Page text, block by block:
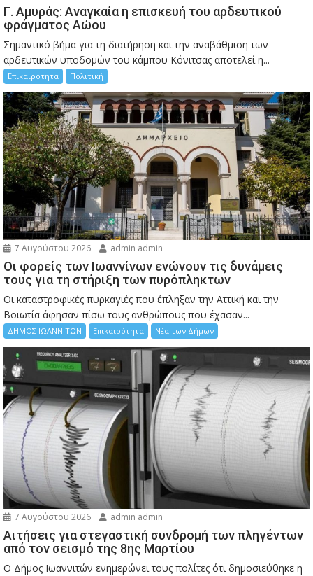
Γ. Αμυράς: Αναγκαία η επισκευή του αρδευτικού
φράγματος Αώου
Σημαντικό βήμα για τη διατήρηση και την αναβάθμιση των
αρδευτικών υποδομών του κάμπου Κόνιτσας αποτελεί η...
Επικαιρότητα Πολιτική
7 Αυγούστου 2026 admin admin
Οι φορείς των Ιωαννίνων ενώνουν τις δυνάμεις
τους για τη στήριξη των πυρόπληκτων
Οι καταστροφικές πυρκαγιές που έπληξαν την Αττική και την
Bοιωτία άφησαν πίσω τους ανθρώπους που έχασαν...
ΔΗΜΟΣ ΙΩΑΝΝΙΤΩΝ Επικαιρότητα Νέα των Δήμων
7 Αυγούστου 2026 admin admin
Αιτήσεις για στεγαστική συνδρομή των πληγέντων
από τον σεισμό της 8ης Μαρτίου
Ο Δήμος Ιωαννιτών ενημερώνει τους πολίτες ότι δημοσιεύθηκε η